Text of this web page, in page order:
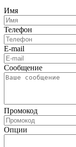
Имя
Телефон
E-mail
Сообщение
Промокод
Опции